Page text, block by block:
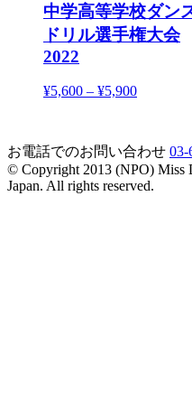
中学高等学校ダン
ドリル選手権大会
2022
¥5,600 – ¥5,900
お電話でのお問い合わせ 03-
© Copyright 2013 (NPO) Miss
Japan. All rights reserved.